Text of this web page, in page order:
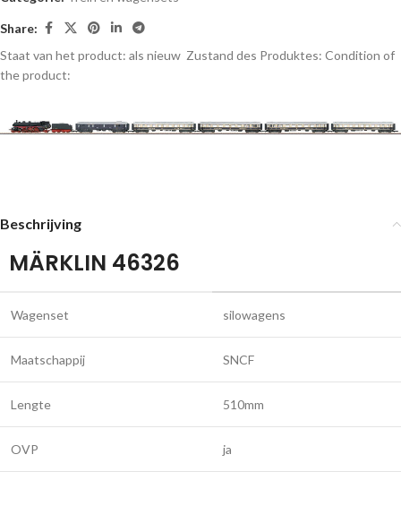
Share:
Staat van het product: als nieuw Zustand des Produktes: Condition of
the product:
Beschrijving
MÄRKLIN 46326
Wagenset silowagens
Maatschappij SNCF
Lengte 510mm
OVP ja